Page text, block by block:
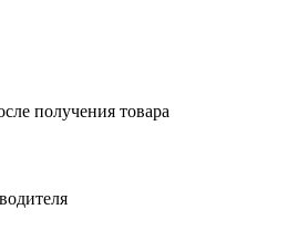
получения товара